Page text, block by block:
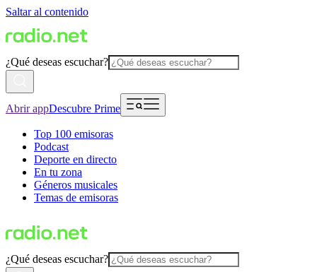
Saltar al contenido
¿Qué deseas escuchar?
Abrir appDescubre Prime
Top 100 emisoras
Podcast
Deporte en directo
En tu zona
Géneros musicales
Temas de emisoras
¿Qué deseas escuchar?